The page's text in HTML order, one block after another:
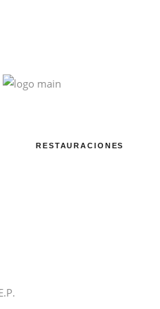
RESTAURACIONES